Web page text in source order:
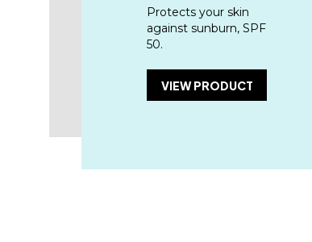
Protects your skin
against sunburn, SPF
50.
VIEW PRODUCT